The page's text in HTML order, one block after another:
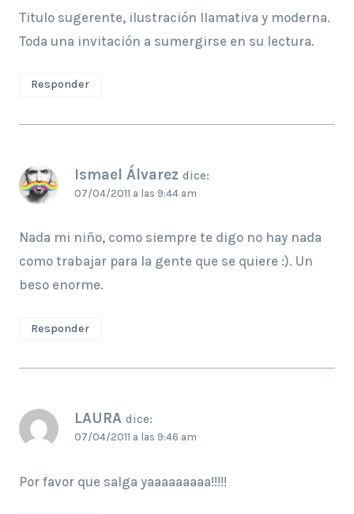
Titulo sugerente, ilustración llamativa y moderna.
Toda una invitación a sumergirse en su lectura.
Responder
Ismael Álvarez dice:
07/04/2011 a las 9:44 am
Nada mi niño, como siempre te digo no hay nada
como trabajar para la gente que se quiere :). Un
beso enorme.
Responder
LAURA dice:
07/04/2011 a las 9:46 am
Por favor que salga yaaaaaaaaa!!!!!